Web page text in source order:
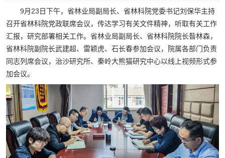
9月23日下午，省林业局副局长、省林科院党委书记刘保华主持
召开省林科院党政联席会议，传达学习有关文件精神，听取有关工作
汇报，研究部署相关工作。省林业局副局长、省林科院院长昝林森，
省林科院副院长武建超、雷颖虎、石长春参加会议，院属各部门负责
同志列席会议，治沙研究所、秦岭大熊猫研究中心以线上视频形式参
加会议。